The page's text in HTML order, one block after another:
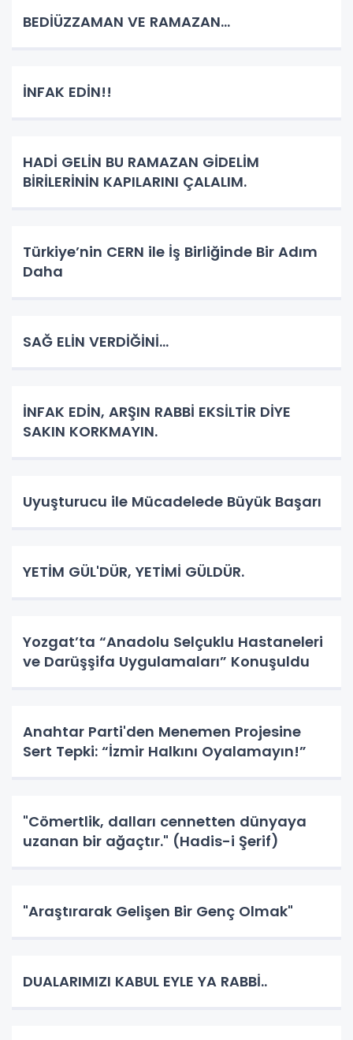
BEDİÜZZAMAN VE RAMAZAN...
İNFAK EDİN!!
HADİ GELİN BU RAMAZAN GİDELİM
BİRİLERİNİN KAPILARINI ÇALALIM.
Türkiye’nin CERN ile İş Birliğinde Bir Adım
Daha
SAĞ ELİN VERDİĞİNİ...
İNFAK EDİN, ARŞIN RABBİ EKSİLTİR DİYE
SAKIN KORKMAYIN.
Uyuşturucu ile Mücadelede Büyük Başarı
YETİM GÜL'DÜR, YETİMİ GÜLDÜR.
Yozgat’ta “Anadolu Selçuklu Hastaneleri
ve Darüşşifa Uygulamaları” Konuşuldu
Anahtar Parti'den Menemen Projesine
Sert Tepki: “İzmir Halkını Oyalamayın!”
"Cömertlik, dalları cennetten dünyaya
uzanan bir ağaçtır." (Hadis-i Şerif)
"Araştırarak Gelişen Bir Genç Olmak"
DUALARIMIZI KABUL EYLE YA RABBİ..